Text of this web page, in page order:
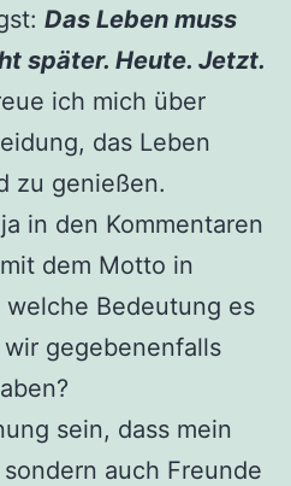
Das Leben muss
später. Heute. Jetzt.
ich mich über
das Leben
zu genießen.
in den Kommentaren
dem Motto in
Bedeutung es
gegebenenfalls
sein, dass mein
auch Freunde